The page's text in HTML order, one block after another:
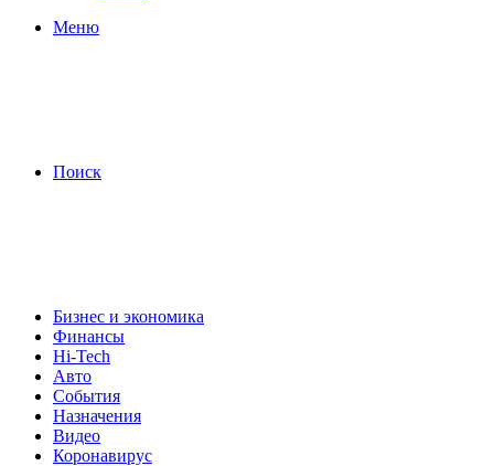
Меню
Поиск
Бизнес и экономика
Финансы
Hi-Tech
Авто
События
Назначения
Видео
Коронавирус